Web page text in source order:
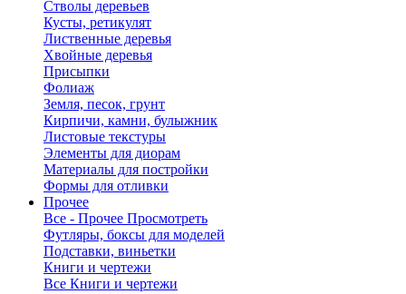
Стволы деревьев
Кусты, ретикулят
Лиственные деревья
Хвойные деревья
Присыпки
Фолиаж
Земля, песок, грунт
Кирпичи, камни, булыжник
Листовые текстуры
Элементы для диорам
Материалы для постройки
Формы для отливки
Прочее
Все - Прочее Просмотреть
Футляры, боксы для моделей
Подставки, виньетки
Книги и чертежи
Все Книги и чертежи